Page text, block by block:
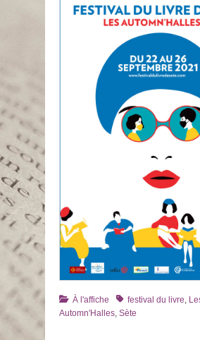
Catégories
À l'affiche Tagsfestival du livre,
Automn'Halles, Sète